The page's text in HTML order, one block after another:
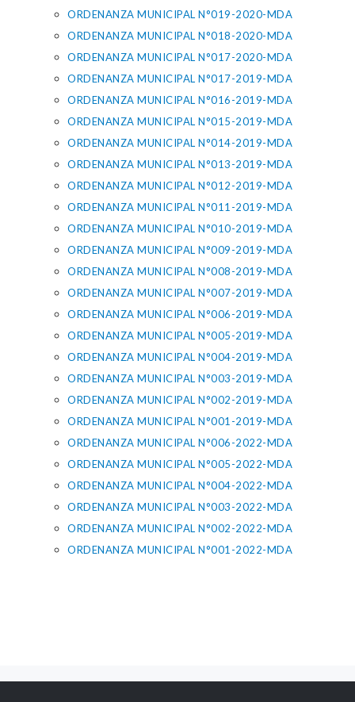
ORDENANZA MUNICIPAL N°019-2020-MDA
ORDENANZA MUNICIPAL N°018-2020-MDA
ORDENANZA MUNICIPAL N°017-2020-MDA
ORDENANZA MUNICIPAL N°017-2019-MDA
ORDENANZA MUNICIPAL N°016-2019-MDA
ORDENANZA MUNICIPAL N°015-2019-MDA
ORDENANZA MUNICIPAL N°014-2019-MDA
ORDENANZA MUNICIPAL N°013-2019-MDA
ORDENANZA MUNICIPAL N°012-2019-MDA
ORDENANZA MUNICIPAL N°011-2019-MDA
ORDENANZA MUNICIPAL N°010-2019-MDA
ORDENANZA MUNICIPAL N°009-2019-MDA
ORDENANZA MUNICIPAL N°008-2019-MDA
ORDENANZA MUNICIPAL N°007-2019-MDA
ORDENANZA MUNICIPAL N°006-2019-MDA
ORDENANZA MUNICIPAL N°005-2019-MDA
ORDENANZA MUNICIPAL N°004-2019-MDA
ORDENANZA MUNICIPAL N°003-2019-MDA
ORDENANZA MUNICIPAL N°002-2019-MDA
ORDENANZA MUNICIPAL N°001-2019-MDA
ORDENANZA MUNICIPAL N°006-2022-MDA
ORDENANZA MUNICIPAL N°005-2022-MDA
ORDENANZA MUNICIPAL N°004-2022-MDA
ORDENANZA MUNICIPAL N°003-2022-MDA
ORDENANZA MUNICIPAL N°002-2022-MDA
ORDENANZA MUNICIPAL N°001-2022-MDA